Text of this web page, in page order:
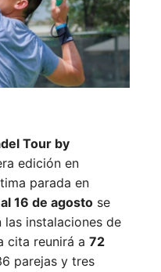
Tour by
edición en
parada en
16 de agosto se
instalaciones de
cita reunirá a 72
parejas y tres